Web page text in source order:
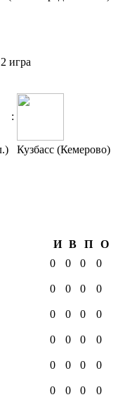
игра
:
Кузбасс (Кемерово)
И В П
О
0 0 0 0
0 0 0 0
0 0 0 0
0 0 0 0
0 0 0 0
0 0 0 0